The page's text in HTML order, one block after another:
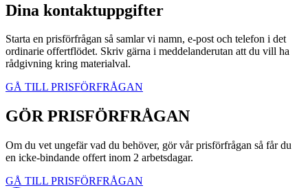
Dina kontaktuppgifter
Starta en prisförfrågan så samlar vi namn, e-post och telefon i det
ordinarie offertflödet. Skriv gärna i meddelanderutan att du vill ha
rådgivning kring materialval.
GÅ TILL PRISFÖRFRÅGAN
GÖR PRISFÖRFRÅGAN
Om du vet ungefär vad du behöver, gör vår prisförfrågan så får du
en icke-bindande offert inom 2 arbetsdagar.
GÅ TILL PRISFÖRFRÅGAN